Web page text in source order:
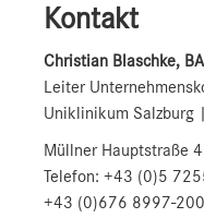
Kontakt
Christian Blaschke, BA
Leiter
Uniklinikum Salzburg
Müllner Hauptstraße
Telefon: +43 (0)5
+43 (0)676 8997-